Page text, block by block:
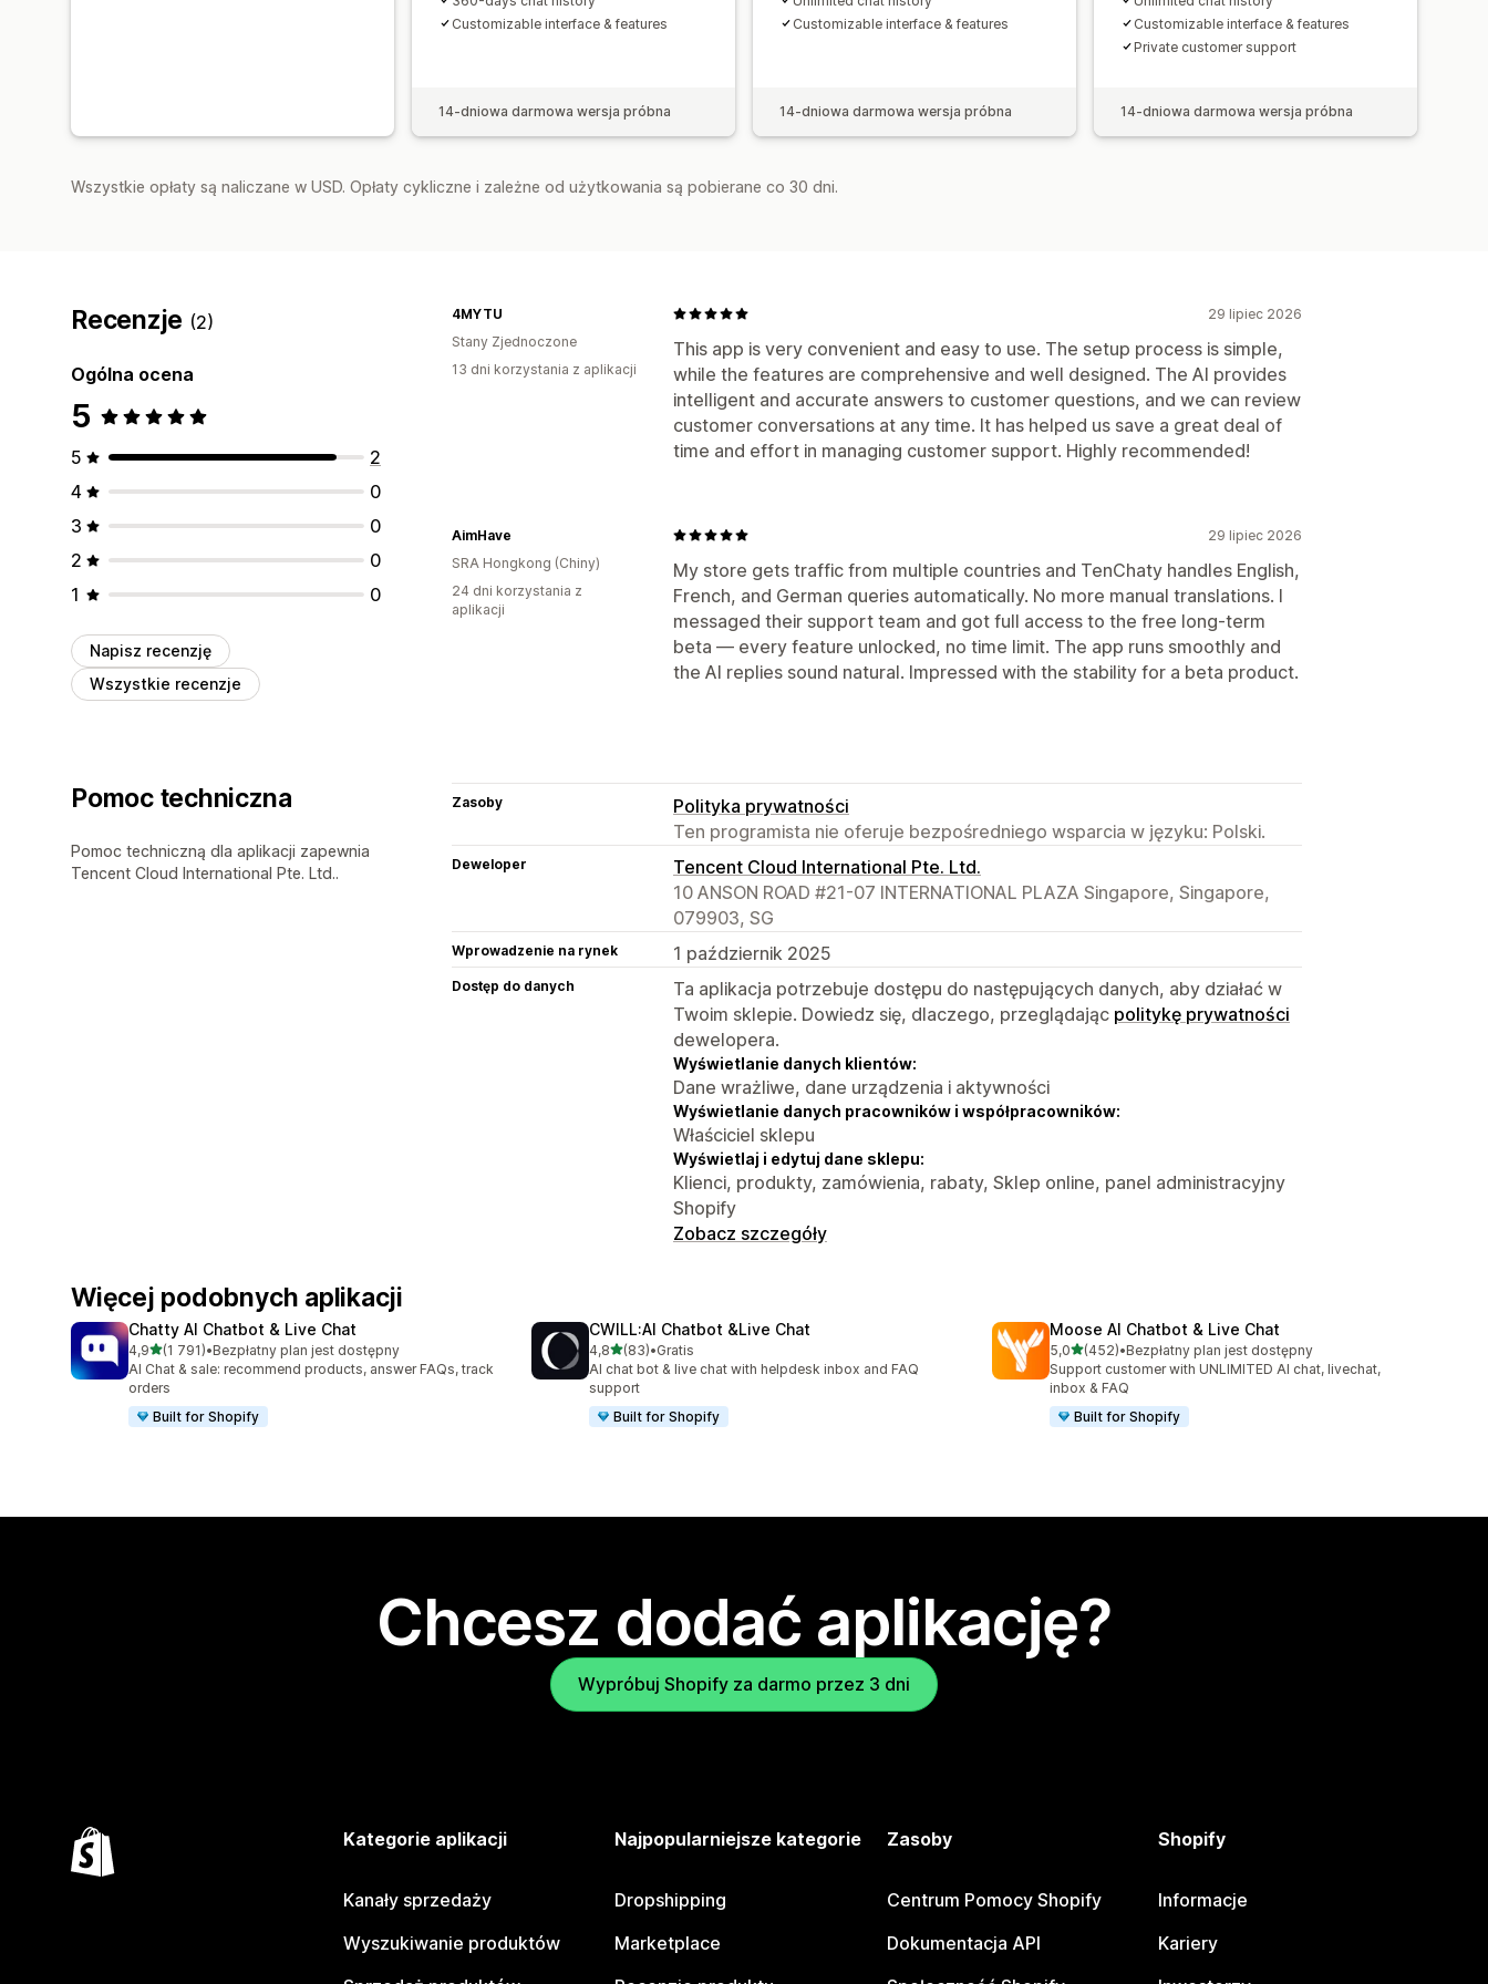
Customizable interface & features
14-dniowa darmowa wersja próbna
Customizable interface & features
14-dniowa darmowa wersja próbna
Customizable interface & features
Private customer support
14-dniowa darmowa wersja próbna
Wszystkie opłaty są naliczane w USD. Opłaty cykliczne i zależne od użytkowania są pobierane co 30 dni.
Recenzje (2)
Ogólna ocena
5
5
2
4
0
3
0
2
0
1
0
Napisz recenzję
Wszystkie recenzje
29 lipiec 2026
This app is very convenient and easy to use. The setup process is simple,
while the features are comprehensive and well designed. The AI provides
intelligent and accurate answers to customer questions, and we can review
customer conversations at any time. It has helped us save a great deal of
time and effort in managing customer support. Highly recommended!
4MYTU
Stany Zjednoczone
13 dni korzystania z aplikacji
29 lipiec 2026
My store gets traffic from multiple countries and TenChaty handles English,
French, and German queries automatically. No more manual translations. I
messaged their support team and got full access to the free long-term
beta — every feature unlocked, no time limit. The app runs smoothly and
the AI replies sound natural. Impressed with the stability for a beta product.
AimHave
SRA Hongkong (Chiny)
24 dni korzystania z
aplikacji
Pomoc techniczna
Pomoc techniczną dla aplikacji zapewnia
Tencent Cloud International Pte. Ltd..
Zasoby
Polityka prywatności
Ten programista nie oferuje bezpośredniego wsparcia w języku: Polski.
Deweloper
Tencent Cloud International Pte. Ltd.
10 ANSON ROAD #21-07 INTERNATIONAL PLAZA Singapore, Singapore,
079903, SG
Wprowadzenie na rynek 1 październik 2025
Dostęp do danych
Ta aplikacja potrzebuje dostępu do następujących danych, aby działać w
Twoim sklepie. Dowiedz się, dlaczego, przeglądając politykę prywatności
dewelopera.
Wyświetlanie danych klientów:
Dane wrażliwe, dane urządzenia i aktywności
Wyświetlanie danych pracowników i współpracowników:
Właściciel sklepu
Wyświetlaj i edytuj dane sklepu:
Klienci, produkty, zamówienia, rabaty, Sklep online, panel administracyjny
Shopify
Zobacz szczegóły
Więcej podobnych aplikacji
Chatty AI Chatbot & Live Chat
4,9na 5 gwiazdek
(1 791)
Łączna liczba recenzji: 1791
•Bezpłatny plan jest dostępny
AI Chat & sale: recommend products, answer FAQs, track
orders
Built for Shopify
CWILL:AI Chatbot &Live Chat
4,8na 5 gwiazdek
(83)
Łączna liczba recenzji: 83
•Gratis
AI chat bot & live chat with helpdesk inbox and FAQ
support
Built for Shopify
Moose AI Chatbot & Live Chat
5,0na 5 gwiazdek
(452)
Łączna liczba recenzji: 452
•Bezpłatny plan jest dostępny
Support customer with UNLIMITED AI chat, livechat,
inbox & FAQ
Built for Shopify
Chcesz dodać aplikację?
Wypróbuj Shopify za darmo przez 3 dni
Kategorie aplikacji
Kanały sprzedaży
Wyszukiwanie produktów
Najpopularniejsze kategorie
Dropshipping
Marketplace
Zasoby
Centrum Pomocy Shopify
Dokumentacja API
Shopify
Informacje
Kariery